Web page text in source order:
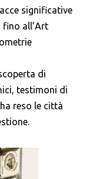
significative
fino all’Art
di
testimoni di
reso le città